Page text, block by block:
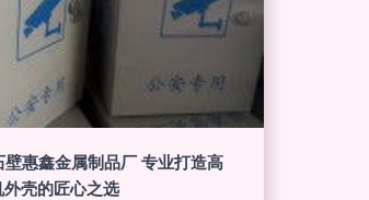
惠鑫金属制品厂 专业打造高
壳的匠心之选